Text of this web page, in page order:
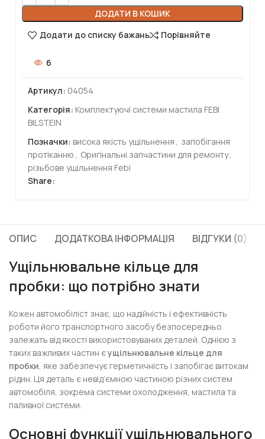
ДОДАТИ В КОШИК
Додати до списку бажань
Порівняйте
6
Артикул: 04054
Категорія: Комплектуючі системи мастила FEBI
BILSTEIN
Позначки: висока якість ущільнення , запобігання
протіканню , Оригінальні запчастини для ремонту,
різьбове ущільнення Febi
Share:
ОПИС ДОДАТКОВА ІНФОРМАЦІЯ ВІДГУКИ (0)
Ущільнювальне кільце для
пробки: що потрібно знати
Кожен автомобіліст знає, що надійність і ефективність
роботи його транспортного засобу безпосередньо
залежать від якості використовуваних деталей. Однією з
таких важливих частин єущільнювальне кільце для
пробки, яке забезпечує герметичність і запобігає витокам
рідин. Ця деталь є невід’ємною частиною різних систем
автомобіля, зокрема системи охолодження, мастила та
паливної системи.
Основні функції ущільнювального